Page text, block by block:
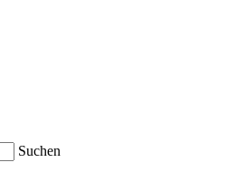
Suchen